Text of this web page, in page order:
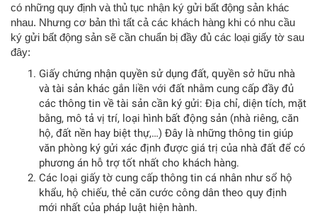
có những quy định và thủ tục nhận ký gửi bất động sản khác
nhau. Nhưng cơ bản thì tất cả các khách hàng khi có nhu cầu
ký gửi bất động sản sẽ cần chuẩn bị đầy đủ các loại giấy tờ sau
đây:
Giấy chứng nhận quyền sử dụng đất, quyền sở hữu nhà
và tài sản khác gắn liền với đất nhằm cung cấp đầy đủ
các thông tin về tài sản cần ký gửi: Địa chỉ, diện tích, mặt
bằng, mô tả vị trí, loại hình bất động sản (nhà riêng, căn
hộ, đất nền hay biệt thự,…) Đây là những thông tin giúp
văn phòng ký gửi xác định được giá trị của nhà đất để có
phương án hỗ trợ tốt nhất cho khách hàng.
Các loại giấy tờ cung cấp thông tin cá nhân như sổ hộ
khẩu, hộ chiếu, thẻ căn cước công dân theo quy định
mới nhất của pháp luật hiện hành.